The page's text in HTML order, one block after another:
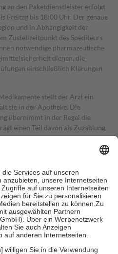
an den Paketdienstleister erfolgt
Freitag bis 18:00 Uhr. Der genaue
und in Abhängigkeit der
Zustellzeitpunkt des Spediteurs
notwendige pharmazeutische
dienen, die
einschließlich Klärungen
stellt der Arzt ein
sie in der Apotheke. Die
übernimmt in der Regel die
einen Teil davon als Zuzahlung
in Höhe von zehn
nie mehr als die tatsächlichen
auch für Online-Apotheken.
beträgt die
sowie zehn Euro je
für ihre eigene Gesundheit zu
der Familie zu unterstützen,